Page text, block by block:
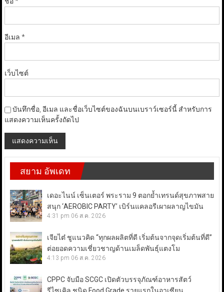
อีเมล *
เว็บไซต์
บันทึกชื่อ, อีเมล และชื่อเว็บไซต์ของฉันบนเบราว์เซอร์นี้ สำหรับการ
แสดงความเห็นครั้งถัดไป
สยาม อัพเดท
เดอะไนน์ เซ็นเตอร์ พระราม 9 ตอกย้ำเทรนด์สุขภาพสาย
สนุก ‘AEROBIC PARTY’ เบิร์นแคลอรีเผาผลาญไขมัน
4:31 pm 06 ส.ค. 2026
เจียไต๋ ชูแนวคิด “ทุกผลผลิตที่ดี เริ่มต้นจากจุดเริ่มต้นที่ดี”
ต่อยอดความเชี่ยวชาญด้านเมล็ดพันธุ์แตงโม
4:13 pm 06 ส.ค. 2026
CPPC จับมือ SCGC เปิดตัวบรรจุภัณฑ์อาหารสัตว์